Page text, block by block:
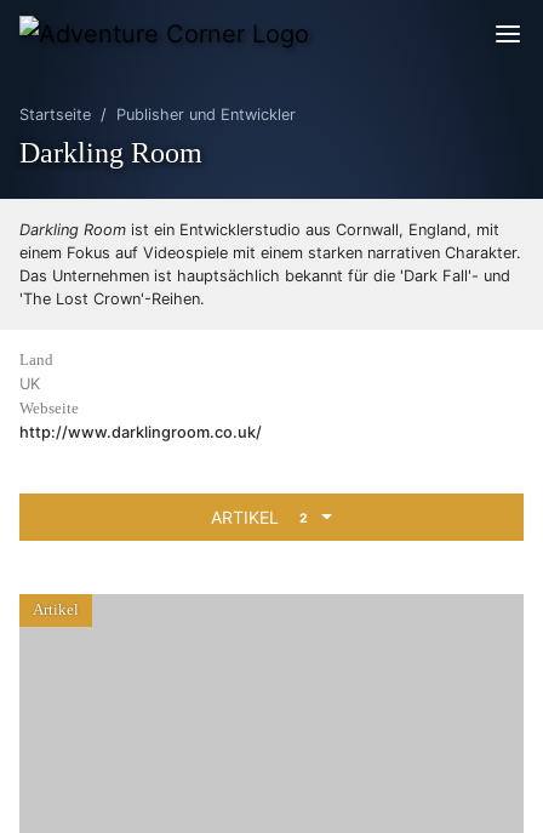
Startseite Publisher und Entwickler
Darkling Room
Darkling Room ist ein Entwicklerstudio aus Cornwall, England, mit
einem Fokus auf Videospiele mit einem starken narrativen Charakter.
Das Unternehmen ist hauptsächlich bekannt für die 'Dark Fall'- und
'The Lost Crown'-Reihen.
Land
UK
Webseite
http://www.darklingroom.co.uk/
Artikel
ARTIKEL 2